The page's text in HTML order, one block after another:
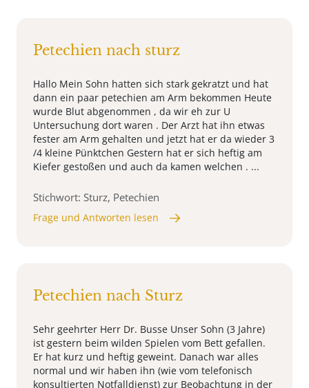
Petechien nach sturz
Hallo Mein Sohn hatten sich stark gekratzt und hat
dann ein paar petechien am Arm bekommen Heute
wurde Blut abgenommen , da wir eh zur U
Untersuchung dort waren . Der Arzt hat ihn etwas
fester am Arm gehalten und jetzt hat er da wieder 3
/4 kleine Pünktchen Gestern hat er sich heftig am
Kiefer gestoßen und auch da kamen welchen . ...
Stichwort: Sturz, Petechien
Frage und Antworten lesen
Petechien nach Sturz
Sehr geehrter Herr Dr. Busse Unser Sohn (3 Jahre)
ist gestern beim wilden Spielen vom Bett gefallen.
Er hat kurz und heftig geweint. Danach war alles
normal und wir haben ihn (wie vom telefonisch
konsultierten Notfalldienst) zur Beobachtung in der